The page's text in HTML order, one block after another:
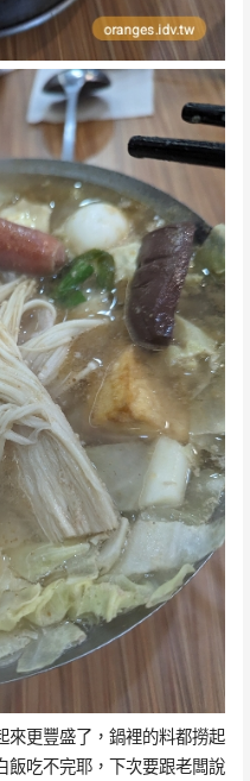
來更豐盛了，鍋裡的料都撈起
飯吃不完耶，下次要跟老闆說